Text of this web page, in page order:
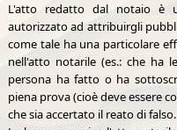
L'atto redatto dal notaio è
autorizzato ad attribuirgli
come tale ha una particolare
nell'atto notarile (es.: che ha
persona ha fatto o ha
piena prova (cioè deve essere
che sia accertato il reato di falso.